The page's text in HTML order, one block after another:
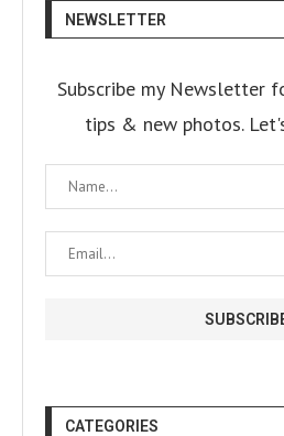
NEWSLETTER
Subscribe my Newsletter
tips & new photos.
CATEGORIES